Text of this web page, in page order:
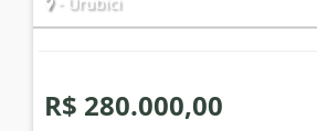
R$ 280.000,00